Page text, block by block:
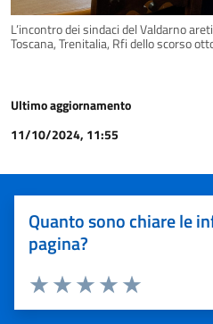
L’incontro dei sindaci del Valdarno
Toscana, Trenitalia, Rfi dello scorso
Ultimo aggiornamento
11/10/2024, 11:55
Quanto sono chiare le
pagina?
Valuta 5 stelle
Valuta 4 stelle su 5
Valuta 3 stelle su 5
Valuta 2 stelle su 5
Valuta 1 stelle su 5